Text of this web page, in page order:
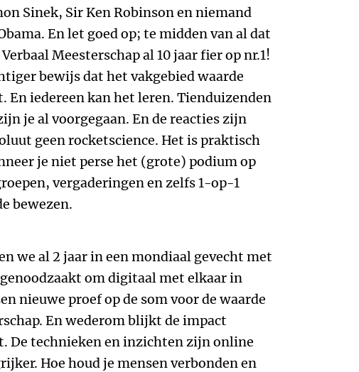
Sinek, Sir Ken Robinson en niemand
En let goed op; te midden van al dat
Meesterschap al 10 jaar fier op nr.1!
bewijs dat het vakgebied waarde
En iedereen kan het leren. Tienduizenden
je al voorgegaan. En de reacties zijn
geen rocketscience. Het is praktisch
je niet perse het (grote) podium op
vergaderingen en zelfs 1-op-1
bewezen.
we al 2 jaar in een mondiaal gevecht met
om digitaal met elkaar in
nieuwe proef op de som voor de waarde
En wederom blijkt de impact
De technieken en inzichten zijn online
Hoe houd je mensen verbonden en